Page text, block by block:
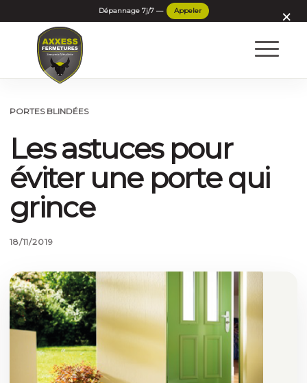
Les astuces pour
éviter une porte qui
grince
18/11/2019
PORTES BLINDÉES
×